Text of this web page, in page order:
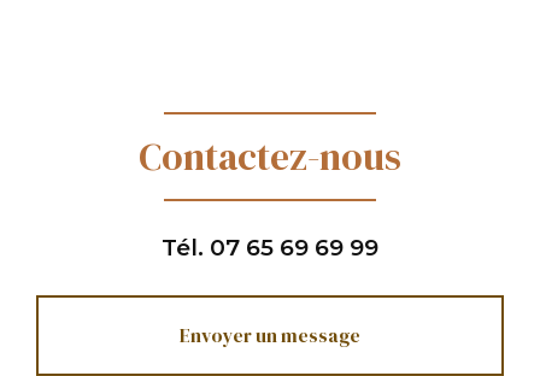
Contactez-nous
Tél. 07 65 69 69 99
Envoyer un message